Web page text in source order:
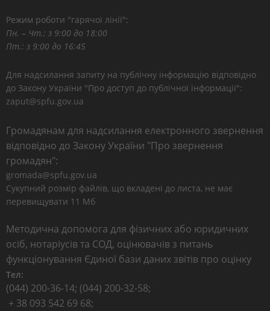
Режим роботи "гарячої лінії":
Пн. – Чт.: з 9:00 до 18:00
Пт.: з 9:00 до 16:45
Для надсилання запиту на публічну інформацію відповідно
до Закону України "Про доступ до публічної інформації":
zaput@spfu.gov.ua
Громадянам для надсилання електронного звернення
відповідно до Закону України "Про звернення
громадян":
gromada@spfu.gov.ua
Сукупний розмір файлів, що вкладені до листа, не має
перевищувати 11 Мб
Методична допомога для фізичних або юридичних
осіб, нотаріусів та СОД, оцінювачів з питань
функціонування Єдиної бази даних звітів про оцінку
Тел:
(044) 200-36-14; (044) 200-32-58;
+ 38 093 542 69 68;